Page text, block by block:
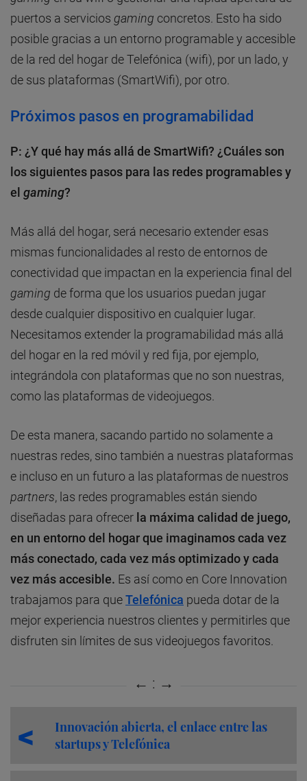
puertos a servicios gaming concretos. Esto ha sido
posible gracias a un entorno programable y accesible
de la red del hogar de Telefónica (wifi), por un lado, y
de sus plataformas (SmartWifi), por otro.
Próximos pasos en programabilidad
P: ¿Y qué hay más allá de SmartWifi? ¿Cuáles son
los siguientes pasos para las redes programables y
el gaming?
Más allá del hogar, será necesario extender esas
mismas funcionalidades al resto de entornos de
conectividad que impactan en la experiencia final del
gaming de forma que los usuarios puedan jugar
desde cualquier dispositivo en cualquier lugar.
Necesitamos extender la programabilidad más allá
del hogar en la red móvil y red fija, por ejemplo,
integrándola con plataformas que no son nuestras,
como las plataformas de videojuegos.
De esta manera, sacando partido no solamente a
nuestras redes, sino también a nuestras plataformas
e incluso en un futuro a las plataformas de nuestros
partners, las redes programables están siendo
diseñadas para ofrecer la máxima calidad de juego,
en un entorno del hogar que imaginamos cada vez
más conectado, cada vez más optimizado y cada
vez más accesible. Es así como en Core Innovation
trabajamos para queTelefónica pueda dotar de la
mejor experiencia nuestros clientes y permitirles que
disfruten sin límites de sus videojuegos favoritos.
Innovación abierta, el enlace entre las
startups y Telefónica